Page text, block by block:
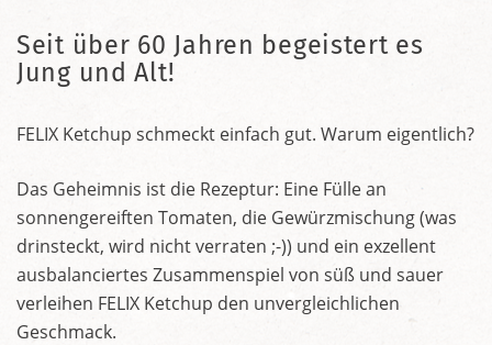
Seit über 60 Jahren begeistert es
Jung und Alt!
FELIX Ketchup schmeckt einfach gut. Warum eigentlich?
Das Geheimnis ist die Rezeptur: Eine Fülle an
sonnengereiften Tomaten, die Gewürzmischung (was
drinsteckt, wird nicht verraten ;-)) und ein exzellent
ausbalanciertes Zusammenspiel von süß und sauer
verleihen FELIX Ketchup den unvergleichlichen
Geschmack.